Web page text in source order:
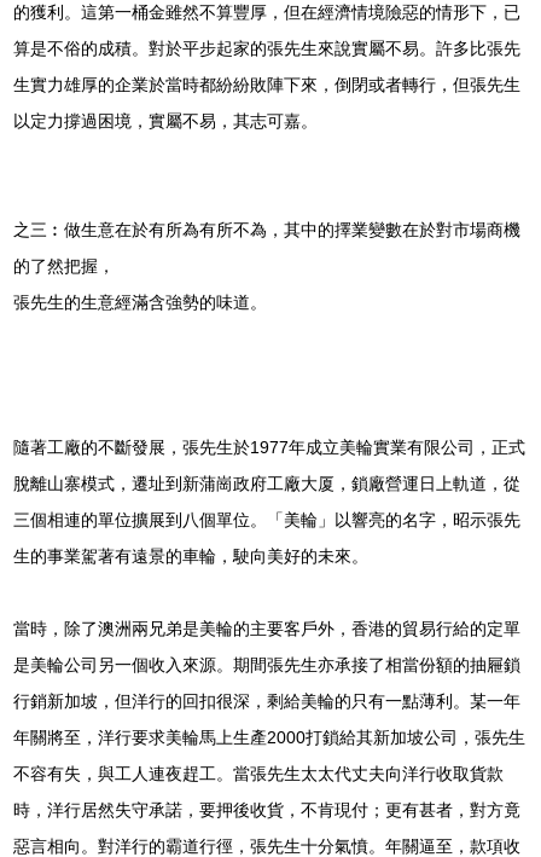
的獲利。這第一桶金雖然不算豐厚，但在經濟情境險惡的情形下，已
算是不俗的成積。對於平步起家的張先生來說實屬不易。許多比張先
生實力雄厚的企業於當時都紛紛敗陣下來，倒閉或者轉行，但張先生
以定力撐過困境，實屬不易，其志可嘉。
之三︰做生意在於有所為有所不為，其中的擇業變數在於對市場商機
的了然把握，
張先生的生意經滿含強勢的味道。
隨著工廠的不斷發展，張先生於1977年成立美輪實業有限公司，正式
脫離山寨模式，遷址到新蒲崗政府工廠大厦，鎖廠營運日上軌道，從
三個相連的單位擴展到八個單位。「美輪」以響亮的名字，昭示張先
生的事業駕著有遠景的車輪，駛向美好的未來。
當時，除了澳洲兩兄弟是美輪的主要客戶外，香港的貿易行給的定單
是美輪公司另一個收入來源。期間張先生亦承接了相當份額的抽屜鎖
行銷新加坡，但洋行的回扣很深，剩給美輪的只有一點薄利。某一年
年關將至，洋行要求美輪馬上生產2000打鎖給其新加坡公司，張先生
不容有失，與工人連夜趕工。當張先生太太代丈夫向洋行收取貨款
時，洋行居然失守承諾，要押後收貨，不肯現付；更有甚者，對方竟
惡言相向。對洋行的霸道行徑，張先生十分氣憤。年關逼至，款項收